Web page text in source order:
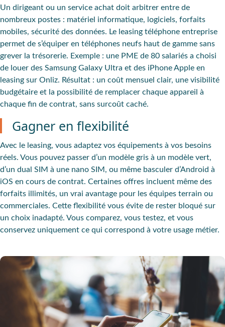
Un dirigeant ou un service achat doit arbitrer entre de
nombreux postes : matériel informatique, logiciels, forfaits
mobiles, sécurité des données. Le leasing téléphone entreprise
permet de s’équiper en téléphones neufs haut de gamme sans
grever la trésorerie. Exemple : une PME de 80 salariés a choisi
de louer des Samsung Galaxy Ultra et des iPhone Apple en
leasing sur Onliz. Résultat : un coût mensuel clair, une visibilité
budgétaire et la possibilité de remplacer chaque appareil à
chaque fin de contrat, sans surcoût caché.
Gagner en flexibilité
Avec le leasing, vous adaptez vos équipements à vos besoins
réels. Vous pouvez passer d’un modèle gris à un modèle vert,
d’un dual SIM à une nano SIM, ou même basculer d’Android à
iOS en cours de contrat. Certaines offres incluent même des
forfaits illimités, un vrai avantage pour les équipes terrain ou
commerciales. Cette flexibilité vous évite de rester bloqué sur
un choix inadapté. Vous comparez, vous testez, et vous
conservez uniquement ce qui correspond à votre usage métier.